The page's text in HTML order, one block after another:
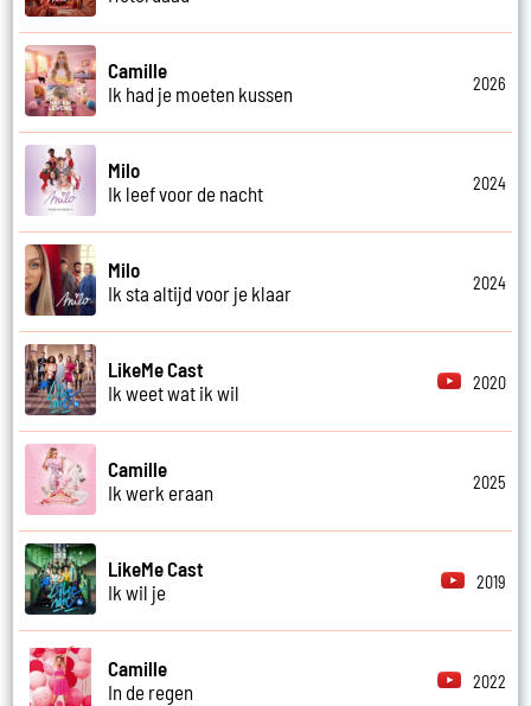
Camille
Ik had je moeten kussen
2026
Milo
Ik leef voor de nacht
2024
Milo
Ik sta altijd voor je klaar
2024
LikeMe Cast
Ik weet wat ik wil
2020
Camille
Ik werk eraan
2025
LikeMe Cast
Ik wil je
2019
Camille
In de regen
2022